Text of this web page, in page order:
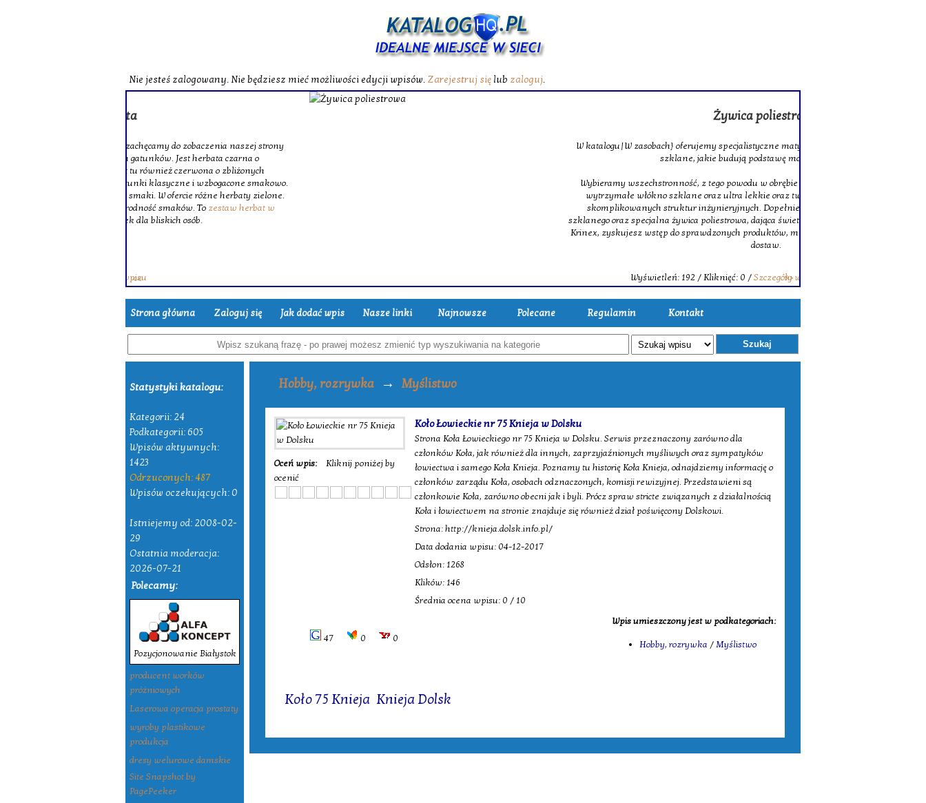
Nie jesteś zalogowany. Nie będziesz mieć możliwości edycji wpisów. Zarejestruj się lub zaloguj.
W katalogu|W zasobach} oferujemy specjalistyczne maty szklane oraz wysokiej jakości tkaniny
szklane, jakie budują podstawę mocnych laminatów.
Wybieramy wszechstronność, z tego powodu w obrębie naszej stałej ofercie znajduje się także
wytrzymałe włókno szklane oraz ultra lekkie oraz twarde włókno węglowe, doskonałe do
skomplikowanych struktur inżynieryjnych. Dopełnieniem zostały solidne pręty z włókna
szklanego oraz specjalna żywica poliestrowa, dająca świetne właściwości łączenia. Decydując się na
Krinex, zyskujesz wstęp do sprawdzonych produktów, merytorycznego pomocy oraz terminowych
Szczegóły wpisu
Strona główna Zaloguj się Jak dodać wpis Nasze linki Najnowsze Polecane Regulamin Kontakt
Szukaj
Statystyki katalogu:
Kategorii: 24
Podkategorii: 605
Wpisów aktywnych:
1423
Odrzuconych: 487
Wpisów oczekujących: 0
Istniejemy od: 2008-02-
29
Ostatnia moderacja:
2026-07-21
Polecamy:
Pozycjonowanie Białystok
producent worków
próżniowych
Laserowa operacja prostaty
wyroby plastikowe
produkcja
dresy welurowe damskie
Site Snapshot by
PagePeeker
Hobby, rozrywka → Myślistwo
Oceń wpis:
Kliknij poniżej by
ocenić
Koło Łowieckie nr 75 Knieja w Dolsku
Strona Koła Łowieckiego nr 75 Knieja w Dolsku. Serwis przeznaczony zarówno dla
członków Koła, jak również dla innych, zaprzyjaźnionych myśliwych oraz sympatyków
łowiectwa i samego Koła Knieja. Poznamy tu historię Koła Knieja, odnajdziemy informację o
członków zarządu Koła, osobach odznaczonych, komisji rewizyjnej. Przedstawieni są
członkowie Koła, zarówno obecni jak i byli. Prócz spraw stricte związanych z działalnością
Koła i łowiectwem na stronie znajduje się również dział poświęcony Dolskowi.
Strona: http://knieja.dolsk.info.pl/
Data dodania wpisu: 04-12-2017
Odsłon: 1268
Klików: 146
Średnia ocena wpisu: 0 / 10
47 0 0
Wpis umieszczony jest w podkategoriach:
Hobby, rozrywka /Myślistwo
Koło 75 Knieja Knieja Dolsk